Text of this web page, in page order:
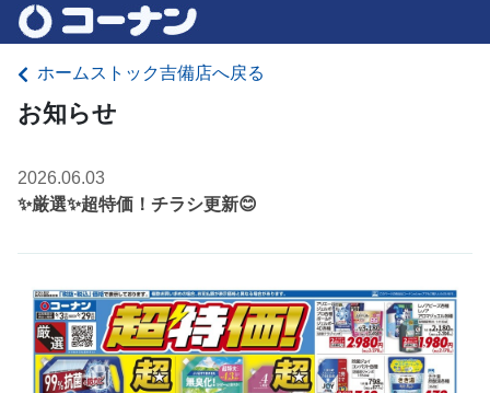
ホームストック吉備店へ戻る
お知らせ
2026.06.03
✨厳選✨超特価！チラシ更新😊